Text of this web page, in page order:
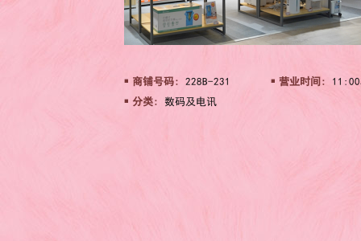
商铺号码: 228B-231 营业时间:
分类: 数码及电讯